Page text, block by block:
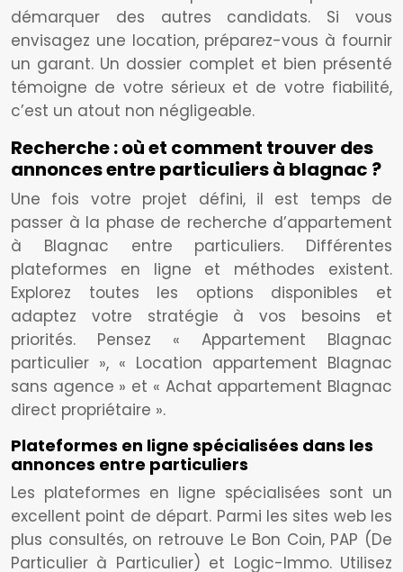
démarquer des autres candidats. Si vous
envisagez une location, préparez-vous à fournir
un garant. Un dossier complet et bien présenté
témoigne de votre sérieux et de votre fiabilité,
c’est un atout non négligeable.
Recherche : où et comment trouver des
annonces entre particuliers à blagnac ?
Une fois votre projet défini, il est temps de
passer à la phase de recherche d’appartement
à Blagnac entre particuliers. Différentes
plateformes en ligne et méthodes existent.
Explorez toutes les options disponibles et
adaptez votre stratégie à vos besoins et
priorités. Pensez « Appartement Blagnac
particulier », « Location appartement Blagnac
sans agence » et « Achat appartement Blagnac
direct propriétaire ».
Plateformes en ligne spécialisées dans les
annonces entre particuliers
Les plateformes en ligne spécialisées sont un
excellent point de départ. Parmi les sites web les
plus consultés, on retrouve Le Bon Coin, PAP (De
Particulier à Particulier) et Logic-Immo. Utilisez